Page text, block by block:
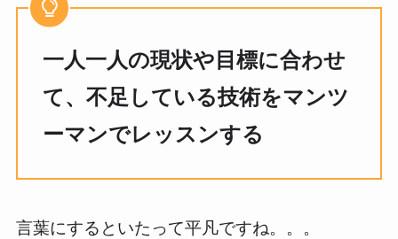
一人一人の現状や目標に合わせ
て、不足している技術をマンツ
ーマンでレッスンする
言葉にするといたって平凡ですね。。。